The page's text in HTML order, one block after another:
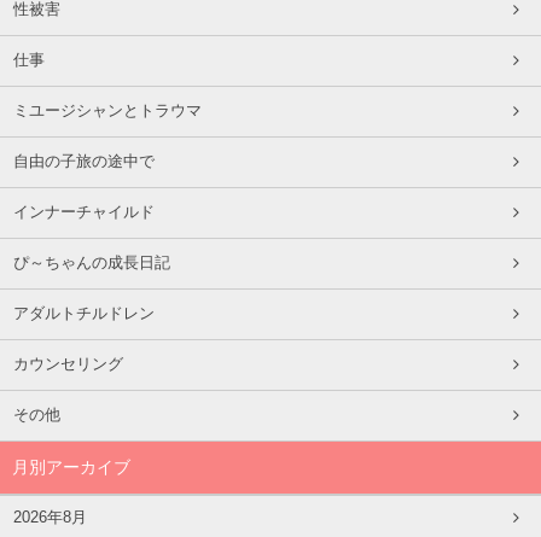
性被害
仕事
ミユージシャンとトラウマ
自由の子旅の途中で
インナーチャイルド
ぴ～ちゃんの成長日記
アダルトチルドレン
カウンセリング
その他
月別アーカイブ
2026年8月